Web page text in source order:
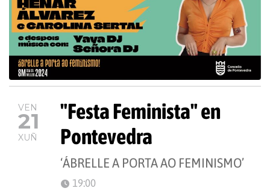
VEN
21
XUÑ
"Festa Feminista" en
Pontevedra
‘ÁBRELLE A PORTA AO FEMINISMO’
19:00